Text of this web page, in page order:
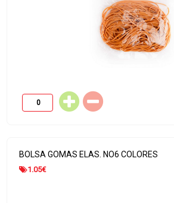
BOLSA GOMAS ELAS. NO6 COLORES
1.05€